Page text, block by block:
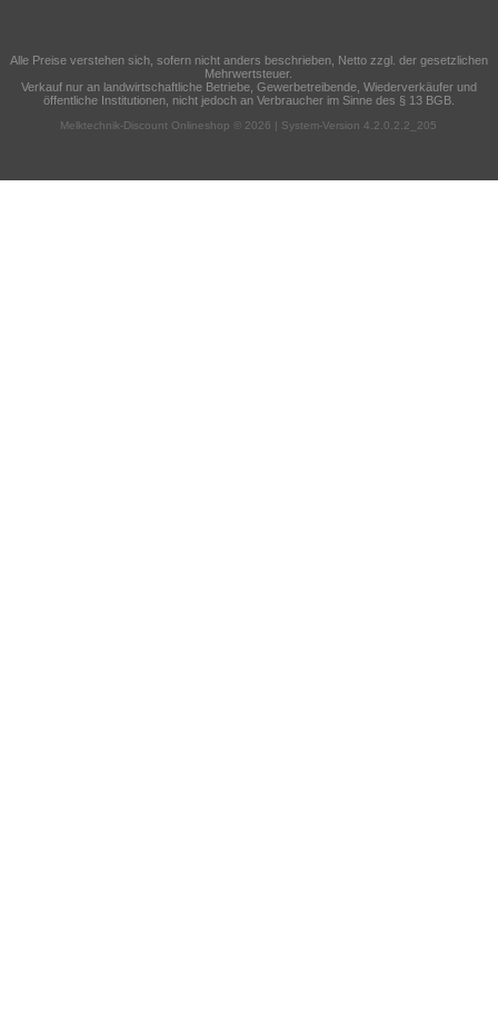
Alle Preise verstehen sich, sofern nicht anders beschrieben, Netto zzgl. der gesetzlichen
Mehrwertsteuer.
Verkauf nur an landwirtschaftliche Betriebe, Gewerbetreibende, Wiederverkäufer und
öffentliche Institutionen, nicht jedoch an Verbraucher im Sinne des § 13 BGB.
Melktechnik-Discount Onlineshop © 2026 | System-Version 4.2.0.2.2_205